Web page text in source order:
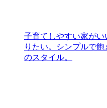
子育てしやすい家が
りたい。シンプルで
のスタイル。